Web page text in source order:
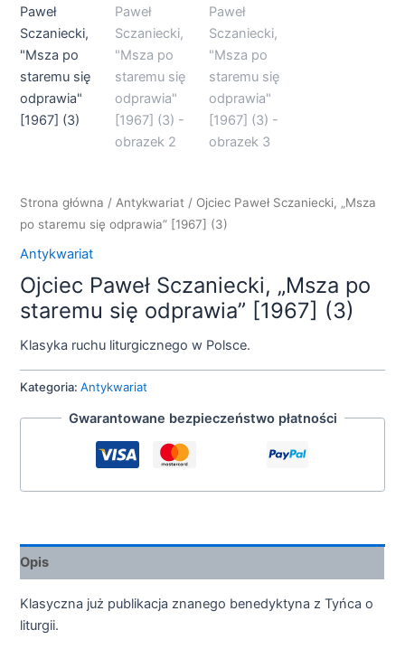
Strona główna /Antykwariat / Ojciec Paweł Sczaniecki, „Msza
po staremu się odprawia” [1967] (3)
Antykwariat
Ojciec Paweł Sczaniecki, „Msza po
staremu się odprawia” [1967] (3)
Klasyka ruchu liturgicznego w Polsce.
Kategoria:Antykwariat
Gwarantowane bezpieczeństwo płatności
Opis
Klasyczna już publikacja znanego benedyktyna z Tyńca o
liturgii.